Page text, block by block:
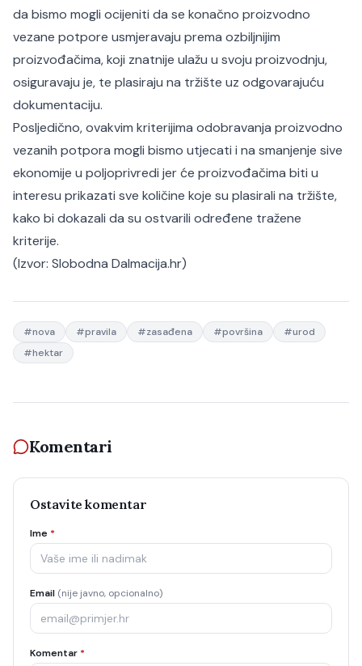
da bismo mogli ocijeniti da se konačno proizvodno
vezane potpore usmjeravaju prema ozbiljnijim
proizvođačima, koji znatnije ulažu u svoju proizvodnju,
osiguravaju je, te plasiraju na tržište uz odgovarajuću
dokumentaciju.
Posljedično, ovakvim kriterijima odobravanja proizvodno
vezanih potpora mogli bismo utjecati i na smanjenje sive
ekonomije u poljoprivredi jer će proizvođačima biti u
interesu prikazati sve količine koje su plasirali na tržište,
kako bi dokazali da su ostvarili određene tražene
kriterije.
(Izvor: Slobodna Dalmacija.hr)
#nova #pravila #zasađena #površina #urod
#hektar
Komentari
Ostavite komentar
Ime *
Email (nije javno, opcionalno)
Komentar *